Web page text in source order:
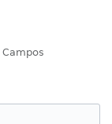
Campos